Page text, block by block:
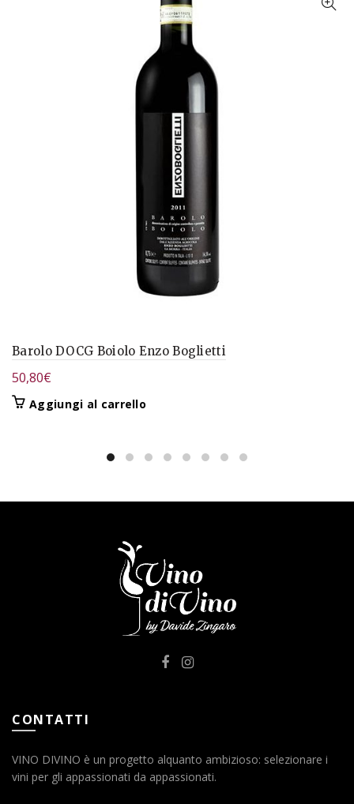
Barolo DOCG Boiolo Enzo Boglietti
50,80€
Aggiungi al carrello
CONTATTI
VINO DIVINO è un progetto alquanto ambizioso: selezionare i
vini per gli appassionati da appassionati.